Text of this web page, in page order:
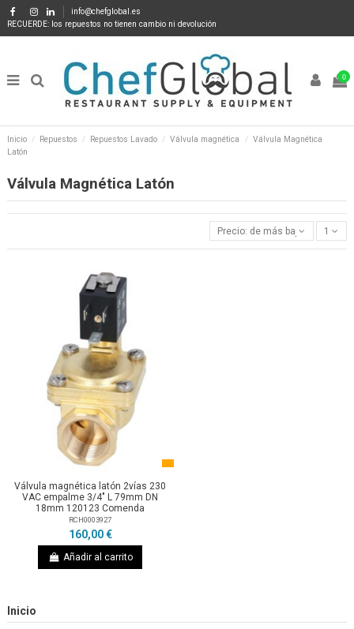
info@chefglobal.es
RECUERDE: los repuestos no tienen cambio ni devolución
0
Inicio Repuestos Repuestos Lavado Válvula magnética
Válvula Magnética
Latón
Válvula Magnética Latón
Precio: de más bajo a más alto
1
Válvula magnética latón 2vías 230
VAC empalme 3/4" L 79mm DN
18mm 120123 Comenda
RCH0003927
160,00 €
Añadir al carrito
Inicio